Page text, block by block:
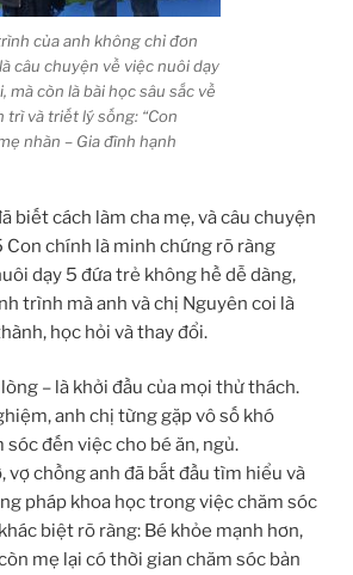
của anh không chỉ đơn
câu chuyện về việc nuôi dạy
mà còn là bài học sâu sắc về
trì và triết lý sống: “Con
nhàn – Gia đình hạnh
biết cách làm cha mẹ, và câu chuyện
Con chính là minh chứng rõ ràng
dạy 5 đứa trẻ không hề dễ dàng,
trình mà anh và chị Nguyên coi là
học hỏi và thay đổi.
– là khởi đầu của mọi thử thách.
anh chị từng gặp vô số khó
sóc đến việc cho bé ăn, ngủ.
vợ chồng anh đã bắt đầu tìm hiểu và
pháp khoa học trong việc chăm sóc
biệt rõ ràng: Bé khỏe mạnh hơn,
mẹ lại có thời gian chăm sóc bản